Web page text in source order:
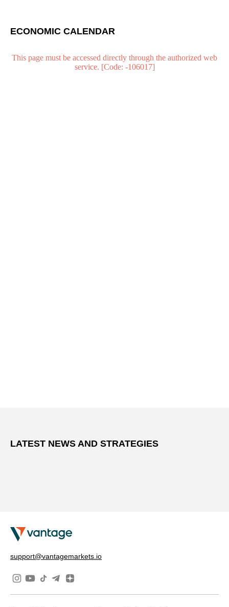
ECONOMIC CALENDAR
LATEST NEWS AND STRATEGIES
support@vantagemarkets.io